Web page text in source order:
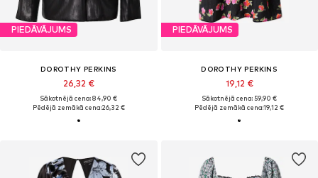
PIEDĀVĀJUMS
DOROTHY PERKINS
26,32 €
Sākotnējā cena: 84,90 €
Pēdējā zemākā cena:26,32 €
PIEDĀVĀJUMS
DOROTHY PERKINS
19,12 €
Sākotnējā cena: 59,90 €
Pēdējā zemākā cena:19,12 €